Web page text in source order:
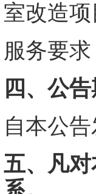
室改造项
服务要
四 、公
自本公
五、凡